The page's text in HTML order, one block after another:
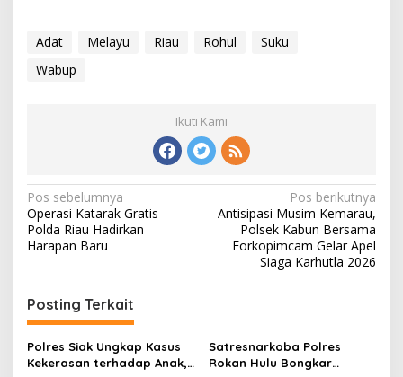
Adat Melayu Riau Rohul
Suku
Wabup
Ikuti Kami
Navigasi
pos
Pos sebelumnya
Operasi Katarak Gratis
Polda Riau Hadirkan
Harapan Baru
Pos berikutnya
Antisipasi Musim Kemarau,
Polsek Kabun Bersama
Forkopimcam Gelar Apel
Siaga Karhutla 2026
Posting Terkait
Polres Siak Ungkap Kasus
Kekerasan terhadap Anak,
Satresnarkoba Polres
Rokan Hulu Bongkar